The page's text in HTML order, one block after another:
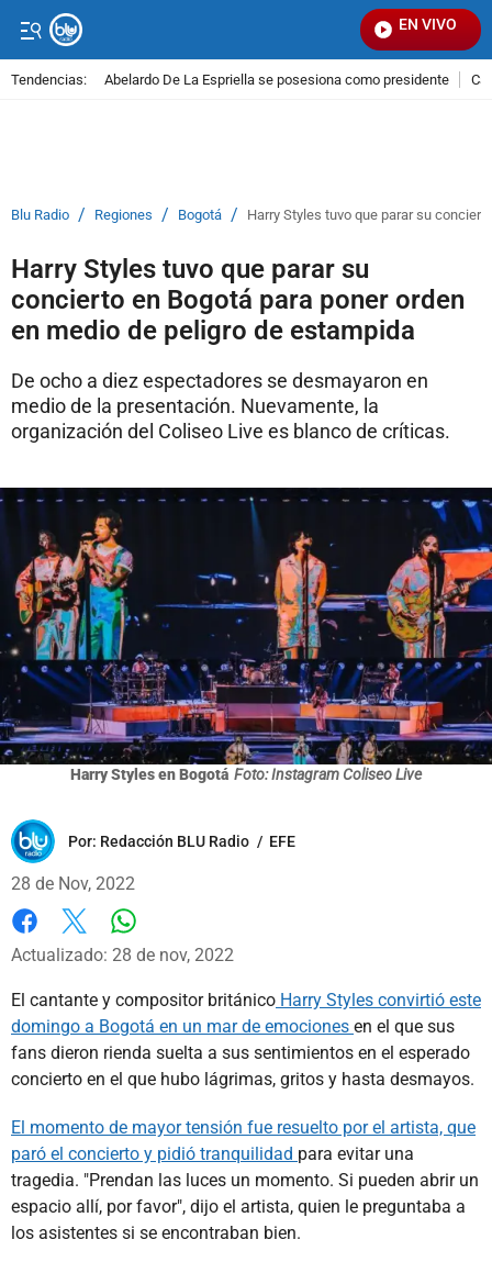
EN VIVO
Señal
Tendencias: Abelardo De La Espriella se posesiona como presidente
Blu Radio / Regiones / Bogotá / Harry Styles tuvo que parar su
Harry Styles tuvo que parar su
concierto en Bogotá para poner orden
en medio de peligro de estampida
De ocho a diez espectadores se desmayaron en
medio de la presentación. Nuevamente, la
organización del Coliseo Live es blanco de críticas.
Harry Styles en Bogotá Foto: Instagram Coliseo Live
Por: Redacción BLU Radio / EFE
28 de Nov, 2022
Facebook
X
Actualizado: 28 de nov, 2022
El cantante y compositor británico Harry Styles convirtió este
domingo a Bogotá en un mar de emociones en el que sus
fans dieron rienda suelta a sus sentimientos en el esperado
concierto en el que hubo lágrimas, gritos y hasta desmayos.
El momento de mayor tensión fue resuelto por el artista, que
paró el concierto y pidió tranquilidad para evitar una
tragedia. "Prendan las luces un momento. Si pueden abrir un
espacio allí, por favor", dijo el artista, quien le preguntaba a
los asistentes si se encontraban bien.